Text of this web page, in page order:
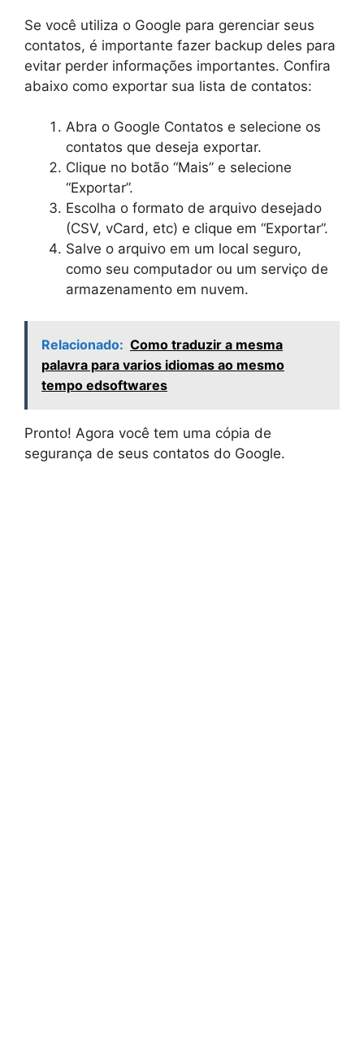
Se você utiliza o Google para gerenciar seus
contatos, é importante fazer backup deles para
evitar perder informações importantes. Confira
abaixo como exportar sua lista de contatos:
Abra o Google Contatos e selecione os
contatos que deseja exportar.
Clique no botão “Mais” e selecione
“Exportar”.
Escolha o formato de arquivo desejado
(CSV, vCard, etc) e clique em “Exportar”.
Salve o arquivo em um local seguro,
como seu computador ou um serviço de
armazenamento em nuvem.
Relacionado: Como traduzir a mesma
palavra para varios idiomas ao mesmo
tempo edsoftwares
Pronto! Agora você tem uma cópia de
segurança de seus contatos do Google.